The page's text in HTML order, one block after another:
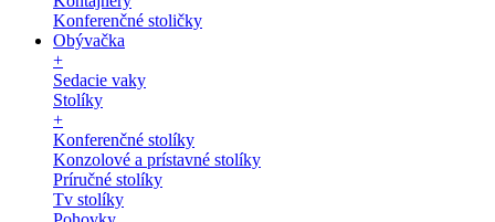
Konferenčné stoličky
Obývačka
+
Sedacie vaky
Stolíky
+
Konferenčné stolíky
Konzolové a prístavné stolíky
Príručné stolíky
Tv stolíky